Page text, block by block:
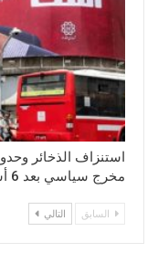
استنزاف الذخائر
مخرج سياسي بعد 6 أشهر من الحرب مع…
السابق التالي